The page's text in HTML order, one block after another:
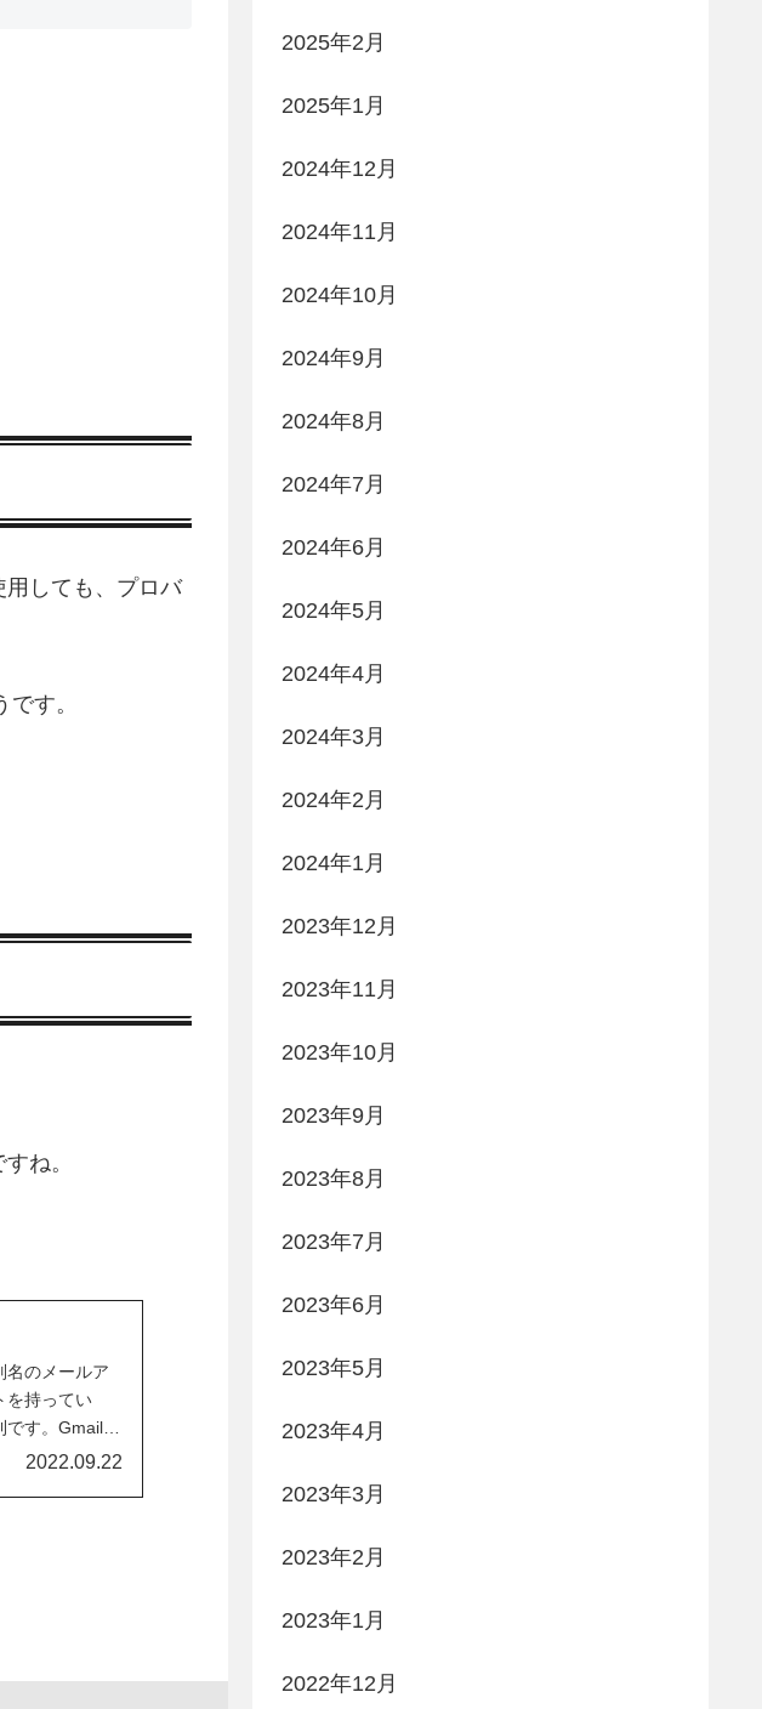
しても、プロバ
す。
ね。
名のメールア
を持ってい
す。Gmailエ
2022.09.22
2025年2月
2025年1月
2024年12月
2024年11月
2024年10月
2024年9月
2024年8月
2024年7月
2024年6月
2024年5月
2024年4月
2024年3月
2024年2月
2024年1月
2023年12月
2023年11月
2023年10月
2023年9月
2023年8月
2023年7月
2023年6月
2023年5月
2023年4月
2023年3月
2023年2月
2023年1月
2022年12月